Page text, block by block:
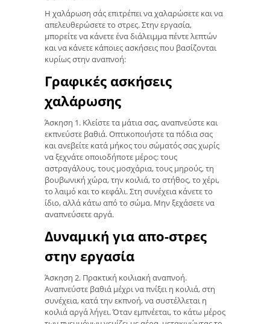
Η χαλάρωση σάς επιτρέπει να χαλαρώσετε και να
απελευθερώσετε το στρες. Στην εργασία,
μπορείτε να κάνετε ένα διάλειμμα πέντε λεπτών
και να κάνετε κάποιες ασκήσεις που βασίζονται
κυρίως στην αναπνοή:
Γραφικές ασκήσεις
χαλάρωσης
Άσκηση 1. Κλείστε τα μάτια σας, αναπνεύστε και
εκπνεύστε βαθιά. Οπτικοποιήστε τα πόδια σας
και ανεβείτε κατά μήκος του σώματός σας χωρίς
να ξεχνάτε οποιοδήποτε μέρος: τους
αστραγάλους, τους μοσχάρια, τους μηρούς, τη
βουβωνική χώρα, την κοιλιά, το στήθος, το χέρι,
το λαιμό και το κεφάλι. Στη συνέχεια κάνετε το
ίδιο, αλλά κάτω από το σώμα. Μην ξεχάσετε να
αναπνεύσετε αργά.
Δυναμική για απο-στρες
στην εργασία
Άσκηση 2. Πρακτική κοιλιακή αναπνοή.
Αναπνεύστε βαθιά μέχρι να πνίξει η κοιλιά, στη
συνέχεια, κατά την εκπνοή, να συστέλλεται η
κοιλιά αργά λήγει. Όταν εμπνέεται, το κάτω μέρος